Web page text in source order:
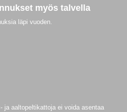
myös talvella
läpi vuoden.
ja aaltopeltikattoja ei voida asentaa